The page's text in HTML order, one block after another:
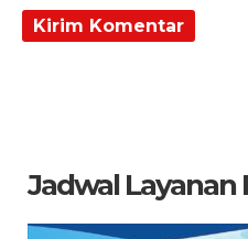
Jadwal Layanan